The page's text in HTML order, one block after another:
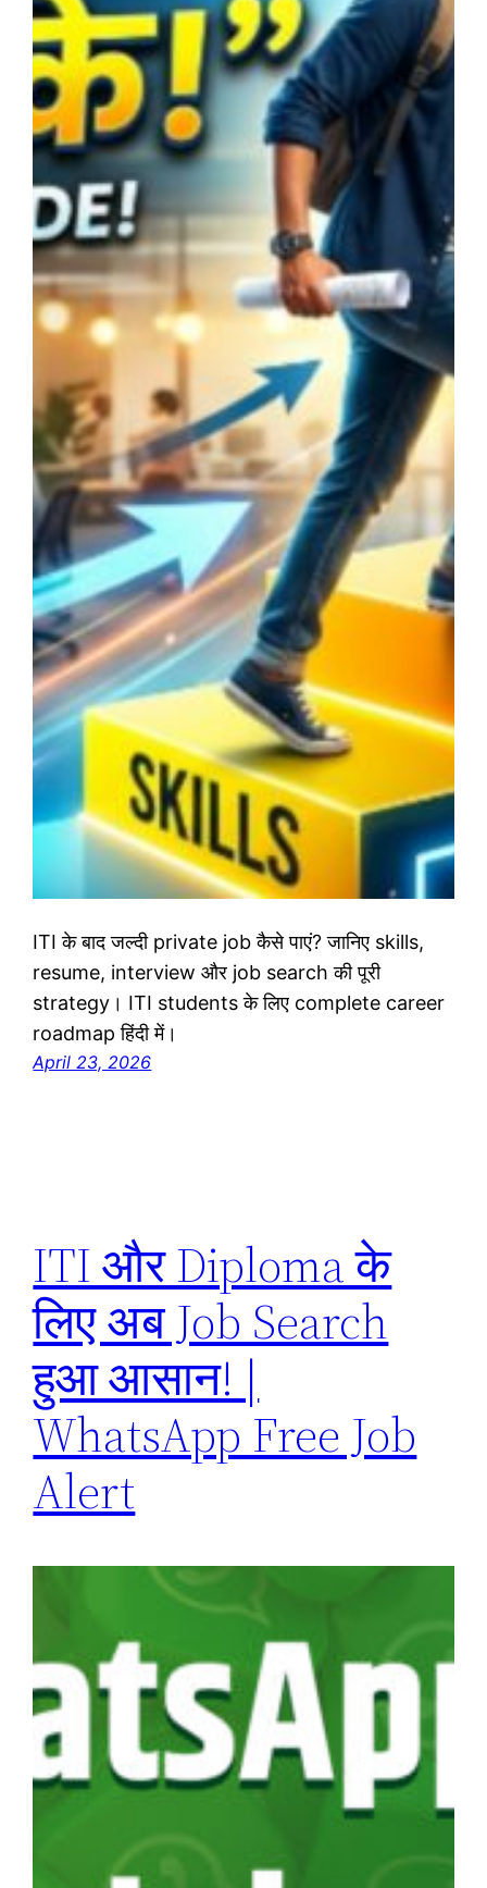
ITI के बाद जल्दी private job कैसे पाएं? जानिए skills,
resume, interview और job search की पूरी
strategy। ITI students के लिए complete career
roadmap हिंदी में।
April 23, 2026
ITI और Diploma के
लिए अब Job Search
हुआ आसान! |
WhatsApp Free Job
Alert